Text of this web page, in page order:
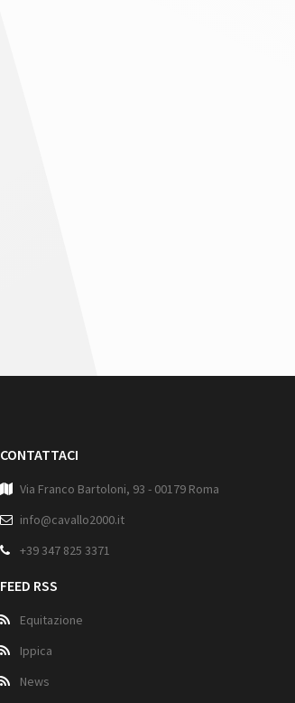
CONTATTACI
Via Franco Bartoloni, 93 - 00179 Roma
info@cavallo2000.it
+39 347 825 3371
FEED RSS
Equitazione
Ippica
News